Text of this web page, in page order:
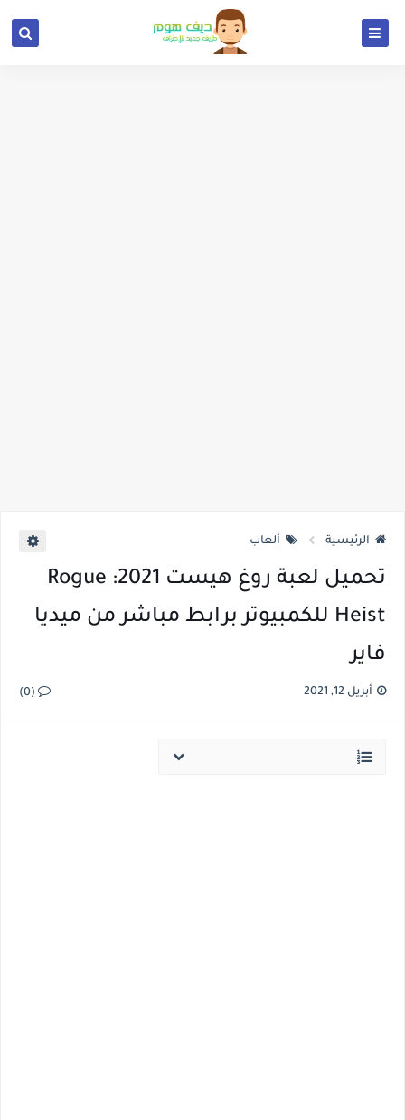
الرئيسية ألعاب
تحميل لعبة روغ هيست 2021: Rogue
Heist للكمبيوتر برابط مباشر من ميديا
فاير
أبريل 12, 2021 (0)